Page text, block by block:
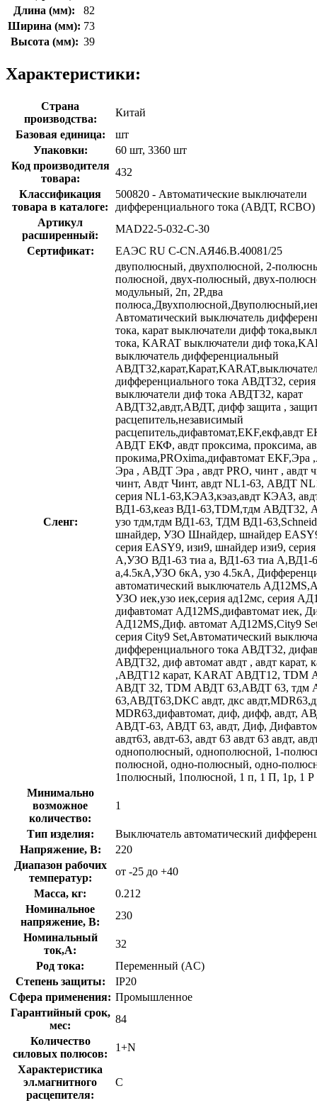
Длина (мм):
82
Ширина (мм): 73
Высота (мм): 39
Характеристики:
Страна
производства:
Китай
Базовая единица:
шт
Упаковки:
60 шт, 3360 шт
Код производителя
товара:
432
Классификация
товара в каталоге:
500820 - Автоматические выключатели
дифференциального тока (АВДТ, RCBO)
Артикул
расширенный:
MAD22-5-032-C-30
Сертификат:
ЕАЭС RU С-CN.АЯ46.В.40081/25
Сленг:
двуполюсный, двухполюсной, 2-
полюсной, двух-полюсный, двух-
модульный, 2п, 2P,два
Автоматический выключатель
тока, карат выключатели дифф
тока, KARAT выключатели диф
выключатель дифференциальный
дифференциального тока АВДТ32,
выключатели диф тока АВДТ32, карат
АВДТ32,авдт,АВДТ, дифф защита ,
расцепитель,независимый
расцепитель,дифавтомат,EKF,екф,авдт
АВДТ ЕКФ, авдт проксима, проксима,
прокима,PROxima,дифавтомат EKF,Эра
Эра , АВДТ Эра , авдт PRO, чинт , авдт
чинт, Авдт Чинт, авдт NL1-63, АВДТ
серия NL1-63,КЭАЗ,кэаз,авдт КЭАЗ,
ВД1-63,кеаз ВД1-63,TDM,тдм АВДТ32,
узо тдм,тдм ВД1-63, ТДМ ВД1-
шнайдер, УЗО Шнайдер, шнайдер
серия EASY9, изи9, шнайдер изи9,
А,УЗО ВД1-63 тиа а, ВД1-63 тиа А,ВД1-
а,4.5кА,УЗО 6кА, узо 4.5кА,
автоматический выключатель
УЗО иек,узо иек,серия ад12мс, серия
дифавтомат АД12MS,дифавтомат иек,
АД12MS,Диф. автомат АД12MS,City9
серия City9 Set,Автоматический
дифференциального тока АВДТ32,
АВДТ32, диф автомат авдт , авдт карат,
,АВДТ12 карат, KARAT АВДТ12, TDM
АВДТ 32, TDM АВДТ 63,АВДТ 63, тдм
63,АВДТ63,DKC авдт, дкс
MDR63,дифавтомат, диф, дифф, авдт,
АВДТ-63, АВДТ 63, авдт, Диф,
авдт63, авдт-63, авдт 63 авдт 63 авдт,
однополюсный, однополюсной, 1-
полюсной, одно-полюсный, одно-
1полюсный, 1полюсной, 1 п, 1 П, 1p, 1 P
Минимально
возможное
количество:
1
Тип изделия:
Выключатель автоматический
Напряжение, В:
220
Диапазон рабочих
температур:
от -25 до +40
Масса, кг:
0.212
Номинальное
напряжение, В:
230
Номинальный
ток,А:
32
Род тока:
Переменный (AC)
Степень защиты:
IP20
Сфера применения: Промышленное
Гарантийный срок,
мес:
84
Количество
силовых полюсов:
1+N
Характеристика
эл.магнитного
расцепителя:
C